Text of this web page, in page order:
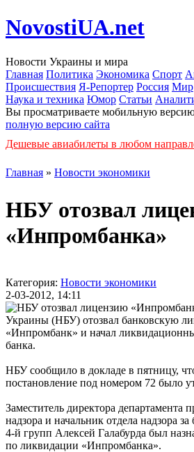
NovostiUA.net
Новости Украины и мира
Главная Политика Экономика Спорт
Происшествия Я-Репортер Россия Мир
Наука и техника Юмор Статьи
Вы просматриваете мобильную
полную версию сайта
Дешевые авиабилеты в любом
Главная » Новости экономики
НБУ отозвал
«Инпромбанка»
Категория: Новости экономики
2-03-2012, 14:11
Украины (НБУ) отозвал банковскую
«Инпромбанк» и начал
банка.
НБУ сообщило в докладе в пятницу,
постановление под номером 72 было
Заместитель директора департамента
надзора и начальник отдела надзора
4-й групп Алексей Галабурда был
по ликвидации «Инпромбанка».